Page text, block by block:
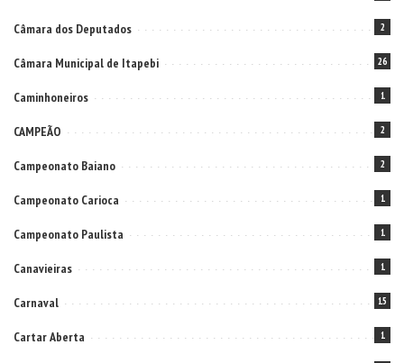
Câmara dos Deputados 2
Câmara Municipal de Itapebi 26
Caminhoneiros 1
CAMPEÃO 2
Campeonato Baiano 2
Campeonato Carioca 1
Campeonato Paulista 1
Canavieiras 1
Carnaval 15
Cartar Aberta 1